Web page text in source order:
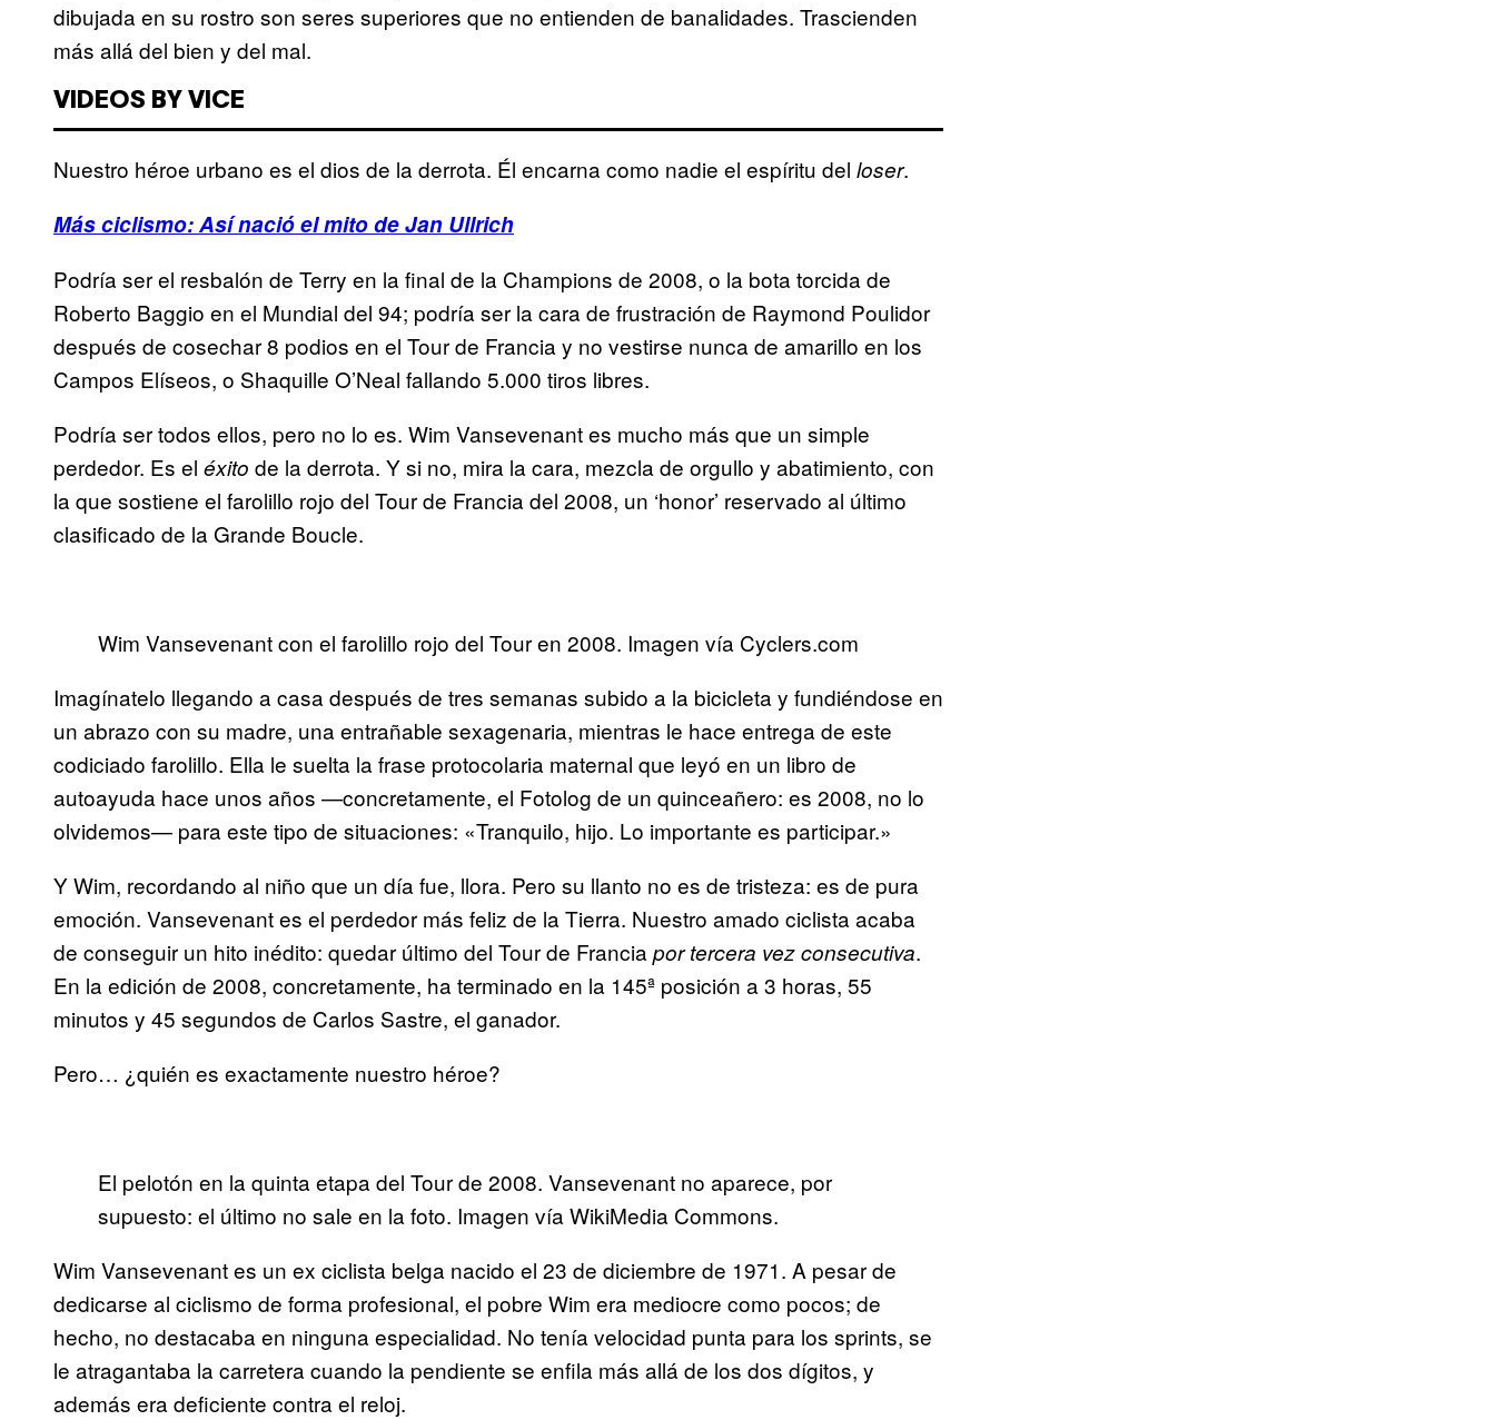
dibujada en su rostro son seres superiores que no entienden de banalidades. Trascienden
más allá del bien y del mal.
VIDEOS BY VICE
Nuestro héroe urbano es el dios de la derrota. Él encarna como nadie el espíritu del loser.
Más ciclismo: Así nació el mito de Jan Ullrich
Podría ser el resbalón de Terry en la final de la Champions de 2008, o la bota torcida de
Roberto Baggio en el Mundial del 94; podría ser la cara de frustración de Raymond Poulidor
después de cosechar 8 podios en el Tour de Francia y no vestirse nunca de amarillo en los
Campos Elíseos, o Shaquille O’Neal fallando 5.000 tiros libres.
Podría ser todos ellos, pero no lo es. Wim Vansevenant es mucho más que un simple
perdedor. Es el éxito de la derrota. Y si no, mira la cara, mezcla de orgullo y abatimiento, con
la que sostiene el farolillo rojo del Tour de Francia del 2008, un ‘honor’ reservado al último
clasificado de la Grande Boucle.
Wim Vansevenant con el farolillo rojo del Tour en 2008. Imagen vía Cyclers.com
Imagínatelo llegando a casa después de tres semanas subido a la bicicleta y fundiéndose en
un abrazo con su madre, una entrañable sexagenaria, mientras le hace entrega de este
codiciado farolillo. Ella le suelta la frase protocolaria maternal que leyó en un libro de
autoayuda hace unos años —concretamente, el Fotolog de un quinceañero: es 2008, no lo
olvidemos— para este tipo de situaciones: «Tranquilo, hijo. Lo importante es participar.»
Y Wim, recordando al niño que un día fue, llora. Pero su llanto no es de tristeza: es de pura
emoción. Vansevenant es el perdedor más feliz de la Tierra. Nuestro amado ciclista acaba
de conseguir un hito inédito: quedar último del Tour de Francia por tercera vez consecutiva.
En la edición de 2008, concretamente, ha terminado en la 145ª posición a 3 horas, 55
minutos y 45 segundos de Carlos Sastre, el ganador.
Pero… ¿quién es exactamente nuestro héroe?
El pelotón en la quinta etapa del Tour de 2008. Vansevenant no aparece, por
supuesto: el último no sale en la foto. Imagen vía WikiMedia Commons.
Wim Vansevenant es un ex ciclista belga nacido el 23 de diciembre de 1971. A pesar de
dedicarse al ciclismo de forma profesional, el pobre Wim era mediocre como pocos; de
hecho, no destacaba en ninguna especialidad. No tenía velocidad punta para los sprints, se
le atragantaba la carretera cuando la pendiente se enfila más allá de los dos dígitos, y
además era deficiente contra el reloj.